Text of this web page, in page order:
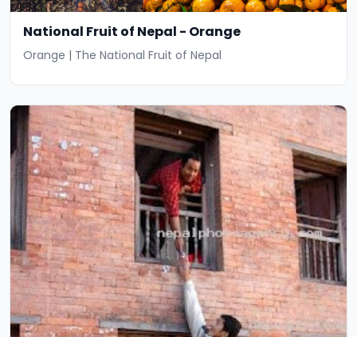
National Fruit of Nepal - Orange
Orange | The National Fruit of Nepal